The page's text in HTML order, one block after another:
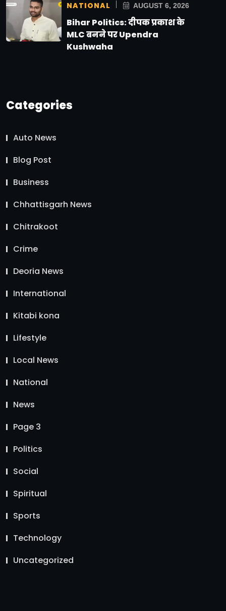
NATIONAL AUGUST 6, 2026
Bihar Politics: दीपक प्रकाश के
MLC बनने पर Upendra
Kushwaha
Categories
Auto News
Blog Post
Business
Chhattisgarh News
Chitrakoot
Crime
Deoria News
International
Kitabi kona
Lifestyle
Local News
National
News
Page 3
Politics
Social
Spiritual
Sports
Technology
Uncategorized